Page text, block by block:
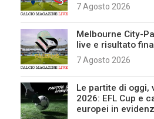
7 Agosto 2026
Melbourne City-
live e risultato
7 Agosto 2026
Le partite di oggi,
2026: EFL Cup e
europei in